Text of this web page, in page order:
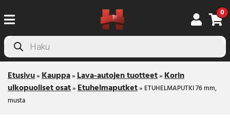
0
Products
search
Etusivu»Kauppa»Lava-autojen tuotteet»Korin
ulkopuoliset osat»Etuhelmaputket» ETUHELMAPUTKI 76 mm,
musta